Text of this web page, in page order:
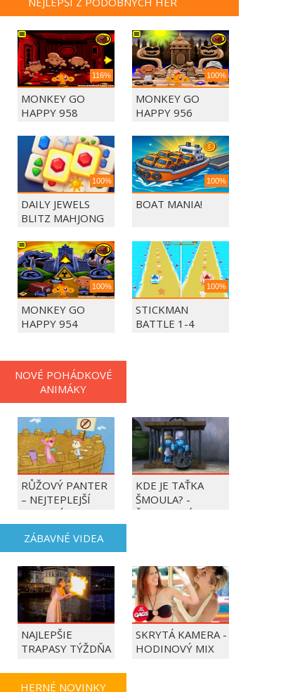
116%
MONKEY GO
HAPPY 958
100%
MONKEY GO
HAPPY 956
100%
DAILY JEWELS
BLITZ MAHJONG
100%
BOAT MANIA!
100%
MONKEY GO
HAPPY 954
100%
STICKMAN
BATTLE 1-4
NOVÉ POHÁDKOVÉ
ANIMÁKY
RŮŽOVÝ PANTER
– NEJTEPLEJŠÍ
OBDOBÍ ROKU
KDE JE TAŤKA
ŠMOULA? -
ŠMOULOVÉ
ZÁBAVNÉ VIDEA
NAJLEPŠIE
TRAPASY TÝŽDŇA
SKRYTÁ KAMERA -
HODINOVÝ MIX
HERNÉ NOVINKY